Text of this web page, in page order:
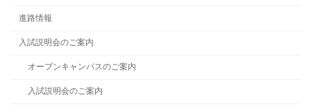
進路情報
入試説明会のご案内
オープンキャンパスのご案内
入試説明会のご案内